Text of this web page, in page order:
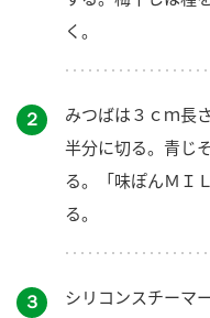
く。
２
みつばは３ｃｍ長
半分に切る。青じ
る。「味ぽんＭＩ
る。
３ シリコンスチーマ